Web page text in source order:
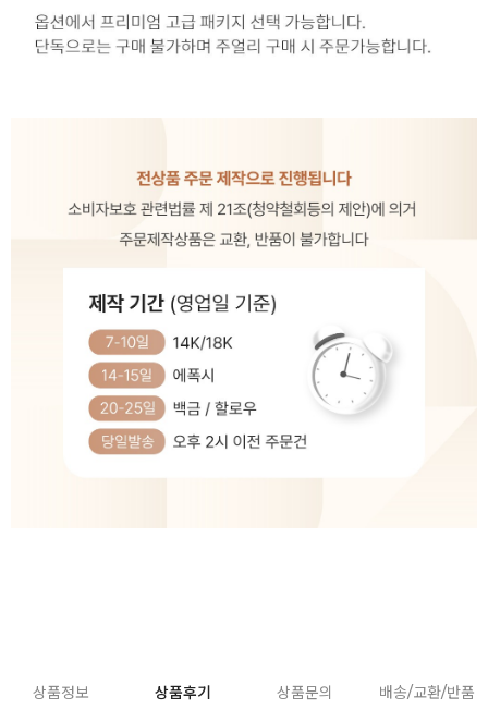
상품정보 상품후기 상품문의 배송/교환/반품